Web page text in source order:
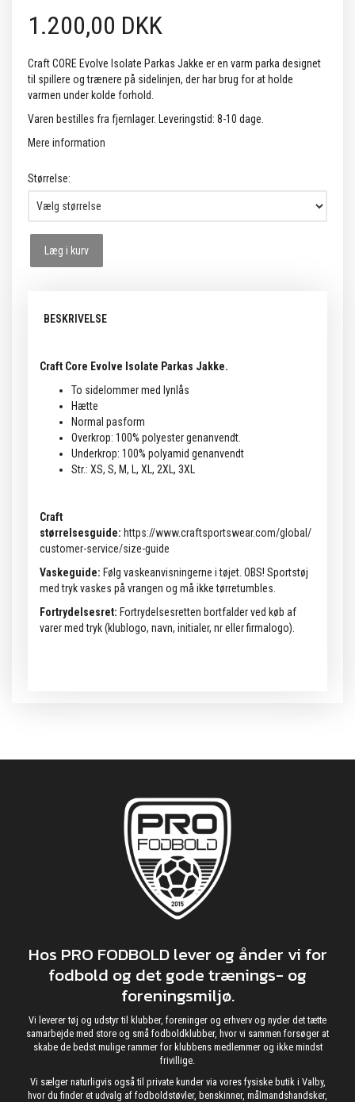
1.200,00 DKK
Craft CORE Evolve Isolate Parkas Jakke er en varm parka designet
til spillere og trænere på sidelinjen, der har brug for at holde
varmen under kolde forhold.
Varen bestilles fra fjernlager. Leveringstid: 8-10 dage.
Mere information
Størrelse:
Læg i kurv
BESKRIVELSE
Craft Core Evolve Isolate Parkas Jakke.
To sidelommer med lynlås
Hætte
Normal pasform
Overkrop: 100% polyester genanvendt.
Underkrop: 100% polyamid genanvendt
Str.: XS, S, M, L, XL, 2XL, 3XL
Craft
størrelsesguide: https://www.craftsportswear.com/global/
customer-service/size-guide
Vaskeguide: Følg vaskeanvisningerne i tøjet. OBS! Sportstøj
med tryk vaskes på vrangen og må ikke tørretumbles.
Fortrydelsesret: Fortrydelsesretten bortfalder ved køb af
varer med tryk (klublogo, navn, initialer, nr eller firmalogo).
Hos PRO FODBOLD lever og ånder vi for
fodbold og det gode trænings- og
foreningsmiljø.
Vi leverer tøj og udstyr til klubber, foreninger og erhverv og nyder det tætte
samarbejde med store og små fodboldklubber, hvor vi sammen forsøger at
skabe de bedst mulige rammer for klubbens medlemmer og ikke mindst
frivillige.
Vi sælger naturligvis også til private kunder via vores fysiske butik i Valby,
hvor du finder et udvalg af fodboldstøvler, benskinner, målmandshandsker,